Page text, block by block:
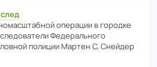
операции в городке
Феде­раль­ного
полиции Мартен С. Снейдер